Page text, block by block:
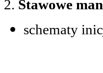
2. Stawowe
schematy